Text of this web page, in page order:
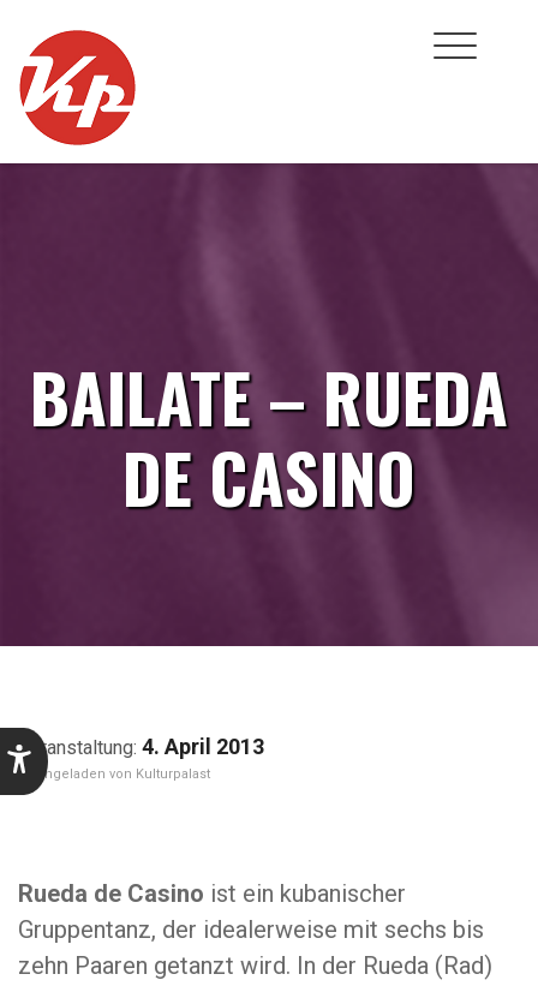
content
BAILATE – RUEDA
DE CASINO
4. April 2013
Kulturpalast
Rueda de Casino ist ein kubanischer
Gruppentanz, der idealerweise mit sechs bis
zehn Paaren getanzt wird. In der Rueda (Rad)